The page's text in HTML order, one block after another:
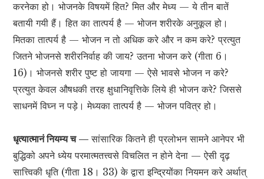
करनेका हो। भोजनके विषयमें हित? मित और मेध्य — ये तीन बातें
बतायी गयी हैं। हित का तात्पर्य है — भोजन शरीरके अनुकूल हो।
मितका तात्पर्य है — भोजन न तो अधिक करे और न कम करे? प्रत्युत
जितने भोजनसे शरीरनिर्वाह की जाय? उतना भोजन करे (गीता 6।
16)। भोजनसे शरीर पुष्ट हो जायगा — ऐसे भावसे भोजन न करे?
प्रत्युत केवल औषधकी तरह क्षुधानिवृत्तिके लिये ही भोजन करे? जिससे
साधनमें विघ्न न पड़े। मेध्यका तात्पर्य है — भोजन पवित्र हो।
धृत्यात्मानं नियम्य च —सांसारिक कितने ही प्रलोभन सामने आनेपर भी
बुद्धिको अपने ध्येय परमात्मतत्त्वसे विचलित न होने देना — ऐसी दृढ़
सात्त्विकी धृति (गीता 18। 33) के द्वारा इन्द्रियोंका नियमन करे अर्थात्